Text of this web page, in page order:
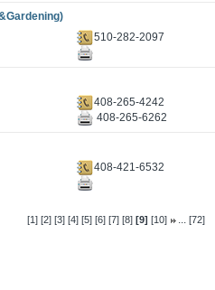
510-282-2097
408-265-4242
408-265-6262
408-421-6532
[1] [2] [3] [4] [5] [6] [7] [8] [9] [10] ...[72]